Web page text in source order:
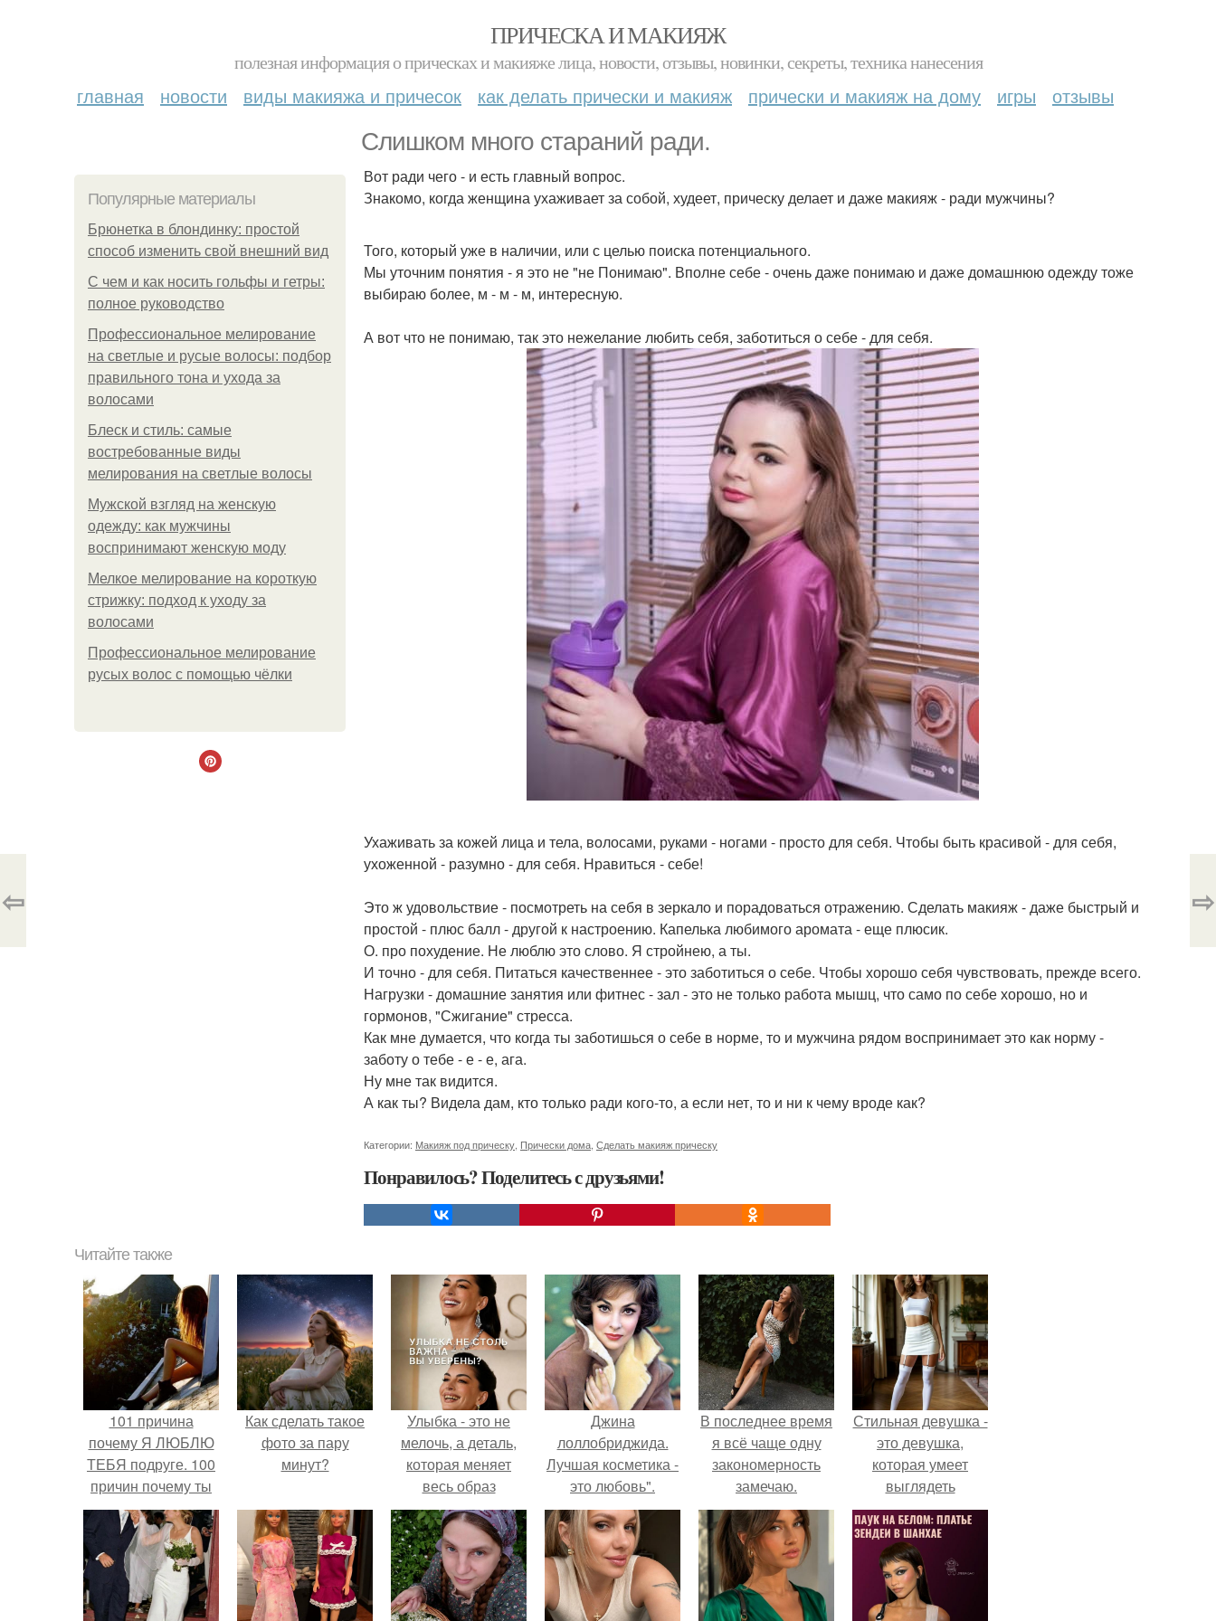
ПРИЧЕСКА И МАКИЯЖ
полезная информация о прическах и макияже лица, новости, отзывы, новинки, секреты, техника нанесения
главная новости виды макияжа и причесок как делать прически и макияж прически и макияж на дому игры отзывы
Слишком много стараний ради.
Популярные материалы
Брюнетка в блондинку: простой
способ изменить свой внешний вид
С чем и как носить гольфы и гетры:
полное руководство
Профессиональное мелирование
на светлые и русые волосы: подбор
правильного тона и ухода за
волосами
Блеск и стиль: самые
востребованные виды
мелирования на светлые волосы
Мужской взгляд на женскую
одежду: как мужчины
воспринимают женскую моду
Мелкое мелирование на короткую
стрижку: подход к уходу за
волосами
Профессиональное мелирование
русых волос с помощью чёлки
Вот ради чего - и есть главный вопрос.
Знакомо, когда женщина ухаживает за собой, худеет, прическу делает и даже макияж - ради мужчины?
Того, который уже в наличии, или с целью поиска потенциального.
Мы уточним понятия - я это не "не Понимаю". Вполне себе - очень даже понимаю и даже домашнюю одежду тоже
выбираю более, м - м - м, интересную.
А вот что не понимаю, так это нежелание любить себя, заботиться о себе - для себя.
Ухаживать за кожей лица и тела, волосами, руками - ногами - просто для себя. Чтобы быть красивой - для себя,
ухоженной - разумно - для себя. Нравиться - себе!
Это ж удовольствие - посмотреть на себя в зеркало и порадоваться отражению. Сделать макияж - даже быстрый и
простой - плюс балл - другой к настроению. Капелька любимого аромата - еще плюсик.
О. про похудение. Не люблю это слово. Я стройнею, а ты.
И точно - для себя. Питаться качественнее - это заботиться о себе. Чтобы хорошо себя чувствовать, прежде всего.
Нагрузки - домашние занятия или фитнес - зал - это не только работа мышц, что само по себе хорошо, но и
гормонов, "Сжигание" стресса.
Как мне думается, что когда ты заботишься о себе в норме, то и мужчина рядом воспринимает это как норму -
заботу о тебе - е - е, ага.
Ну мне так видится.
А как ты? Видела дам, кто только ради кого-то, а если нет, то и ни к чему вроде как?
Категории: Макияж под прическу Прически дома Сделать макияж прическу
Понравилось? Поделитесь с друзьями!
⇦ ⇨
Читайте также
101 причина
почему Я ЛЮБЛЮ
ТЕБЯ подруге. 100
причин почему ты
моя лучшая
подруга.
Как сделать такое
фото за пару
минут?
Улыбка - это не
мелочь, а деталь,
которая меняет
весь образ
человека.
Джина
лоллобриджида.
Лучшая косметика -
это любовь".
В последнее время
я всё чаще одну
закономерность
замечаю.
Стильная девушка -
это девушка,
которая умеет
выглядеть
привлекательно и
элегантно в любои
ситуации.